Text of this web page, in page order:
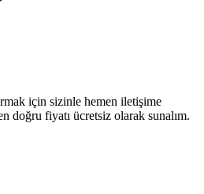
için sizinle hemen iletişime
doğru fiyatı ücretsiz olarak sunalım.